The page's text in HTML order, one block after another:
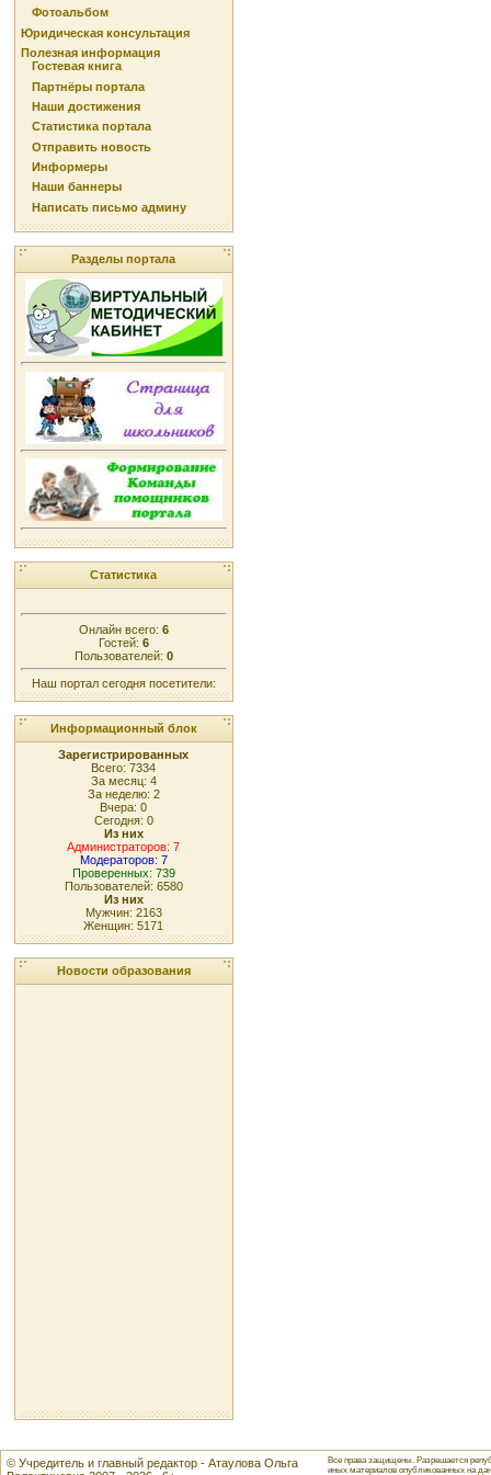
Фотоальбом
Юридическая консультация
Полезная информация
Гостевая книга
Партнёры портала
Наши достижения
Статистика портала
Отправить новость
Информеры
Наши баннеры
Написать письмо админу
Разделы портала
Статистика
Онлайн всего: 6
Гостей: 6
Пользователей: 0
Наш портал сегодня посетители:
Информационный блок
Зарегистрированных
Всего: 7334
За месяц: 4
За неделю: 2
Вчера: 0
Сегодня: 0
Из них
Администраторов: 7
Модераторов: 7
Проверенных: 739
Пользователей: 6580
Из них
Мужчин: 2163
Женщин: 5171
Новости образования
© Учредитель и главный редактор - Атаулова Ольга
Все права защищены. Разрешается
иных материалов опубликованных на